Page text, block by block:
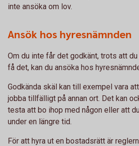
inte ansöka om lov.
Ansök hos hyresnämnden
Om du inte får det godkänt, trots att
få det, kan du ansöka hos
Godkända skäl kan till exempel vara
jobba tillfälligt på annan ort. Det kan
testa att bo ihop med någon eller att
under en längre tid.
För att hyra ut en bostadsrätt är